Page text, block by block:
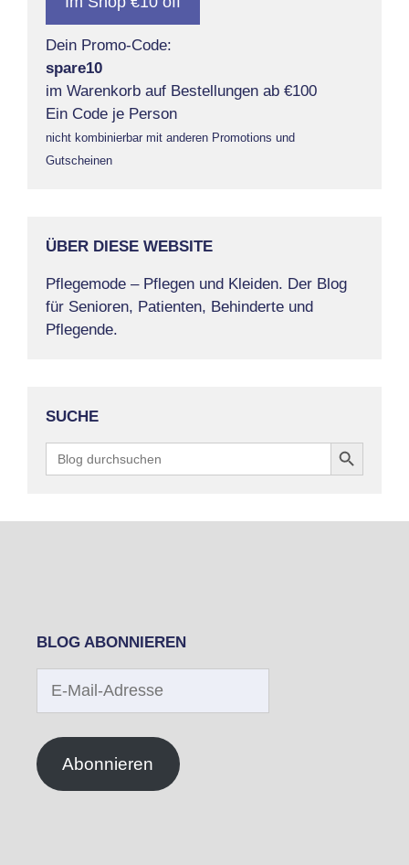
Dein Promo-Code:
spare10
im Warenkorb auf Bestellungen ab €100
Ein Code je Person
nicht kombinierbar mit anderen Promotions und
Gutscheinen
ÜBER DIESE WEBSITE
Pflegemode – Pflegen und Kleiden. Der Blog
für Senioren, Patienten, Behinderte und
Pflegende.
SUCHE
for:
Search Button
BLOG ABONNIEREN
Abonnieren